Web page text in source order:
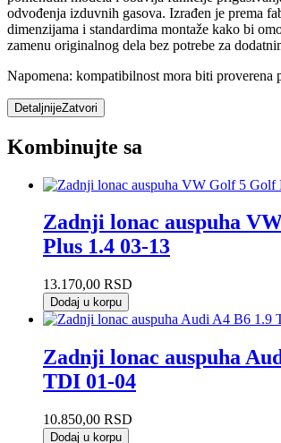
odvođenja izduvnih gasova. Izrađen je prema
dimenzijama i standardima montaže kako bi
zamenu originalnog dela bez potrebe za
Napomena: kompatibilnost mora biti proverena
DetaljnijeZatvori
Kombinujte sa
Zadnji lonac auspuha
Plus 1.4 03-13
13.170,00 RSD
Dodaj u korpu
Zadnji lonac auspuha
TDI 01-04
10.850,00 RSD
Dodaj u korpu